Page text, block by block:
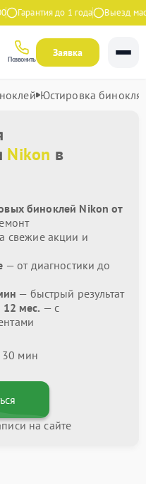
Гарантия до 1 года Выезд
Позвонить
Заявка
Юстировка бинокля
Nikon в
биноклей Nikon от
свежие акции и
— от диагностики до
— быстрый результат
мес. — с
30 мин
на сайте